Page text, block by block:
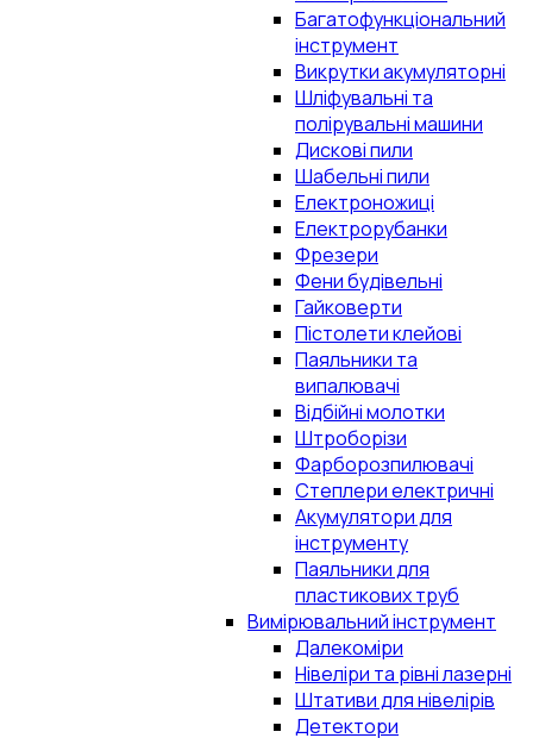
Багатофункціональний
інструмент
Викрутки акумуляторні
Шліфувальні та
полірувальні машини
Дискові пили
Шабельні пили
Електроножиці
Електрорубанки
Фрезери
Фени будівельні
Гайковерти
Пістолети клейові
Паяльники та
випалювачі
Відбійні молотки
Штроборізи
Фарборозпилювачі
Степлери електричні
Акумулятори для
інструменту
Паяльники для
пластикових труб
Вимірювальний інструмент
Далекоміри
Нівеліри та рівні лазерні
Штативи для нівелірів
Детектори